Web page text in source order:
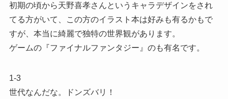
初期の頃から天野喜孝さんというキャラデザインをされ
てる方がいて、この方のイラスト本は好みも有るかもで
すが、本当に綺麗で独特の世界観があります。
ゲームの『ファイナルファンタジー』のも有名です。
1-3
世代なんだな。ドンズバリ！